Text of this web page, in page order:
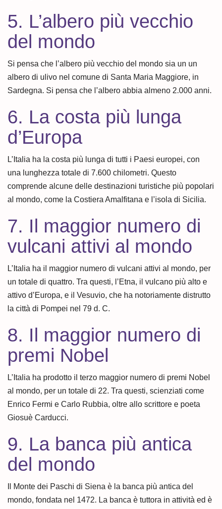
5. L’albero più vecchio
del mondo
Si pensa che l’albero più vecchio del mondo sia un un
albero di ulivo nel comune di Santa Maria Maggiore, in
Sardegna. Si pensa che l’albero abbia almeno 2.000 anni.
6. La costa più lunga
d’Europa
L’Italia ha la costa più lunga di tutti i Paesi europei, con
una lunghezza totale di 7.600 chilometri. Questo
comprende alcune delle destinazioni turistiche più popolari
al mondo, come la Costiera Amalfitana e l’isola di Sicilia.
7. Il maggior numero di
vulcani attivi al mondo
L’Italia ha il maggior numero di vulcani attivi al mondo, per
un totale di quattro. Tra questi, l’Etna, il vulcano più alto e
attivo d’Europa, e il Vesuvio, che ha notoriamente distrutto
la città di Pompei nel 79 d. C.
8. Il maggior numero di
premi Nobel
L’Italia ha prodotto il terzo maggior numero di premi Nobel
al mondo, per un totale di 22. Tra questi, scienziati come
Enrico Fermi e Carlo Rubbia, oltre allo scrittore e poeta
Giosuè Carducci.
9. La banca più antica
del mondo
Il Monte dei Paschi di Siena è la banca più antica del
mondo, fondata nel 1472. La banca è tuttora in attività ed è